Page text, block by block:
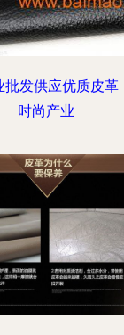
批发供应优质皮革
时尚产业